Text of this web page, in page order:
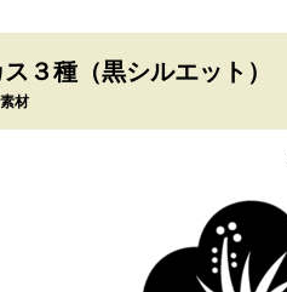
３種（黒シルエット）
材